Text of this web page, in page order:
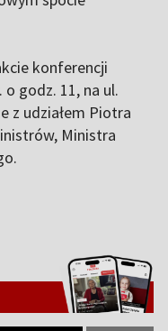
konferencji
godz. 11, na ul.
z udziałem Piotra
Ministra